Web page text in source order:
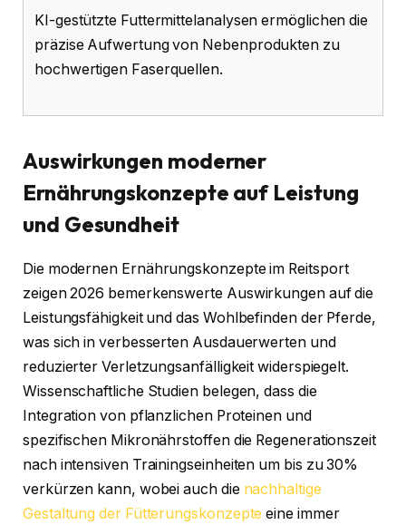
KI-gestützte Futtermittelanalysen ermöglichen die
präzise Aufwertung von Nebenprodukten zu
hochwertigen Faserquellen.
Auswirkungen moderner
Ernährungskonzepte auf Leistung
und Gesundheit
Die modernen Ernährungskonzepte im Reitsport
zeigen 2026 bemerkenswerte Auswirkungen auf die
Leistungsfähigkeit und das Wohlbefinden der Pferde,
was sich in verbesserten Ausdauerwerten und
reduzierter Verletzungsanfälligkeit widerspiegelt.
Wissenschaftliche Studien belegen, dass die
Integration von pflanzlichen Proteinen und
spezifischen Mikronährstoffen die Regenerationszeit
nach intensiven Trainingseinheiten um bis zu 30%
verkürzen kann, wobei auch die nachhaltige
Gestaltung der Fütterungskonzepte eine immer